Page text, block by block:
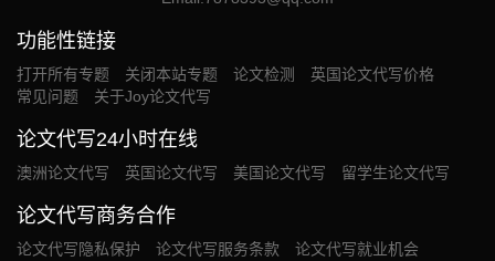
功能性链接
打开所有专题 关闭本站专题 论文检测
英国论文代写价格
常见问题
关于Joy论文代写
论文代写24小时在线
澳洲论文代写 英国论文代写 美国论文代写 留学生论文代写
论文代写商务合作
论文代写隐私保护 论文代写服务条款 论文代写就业机会